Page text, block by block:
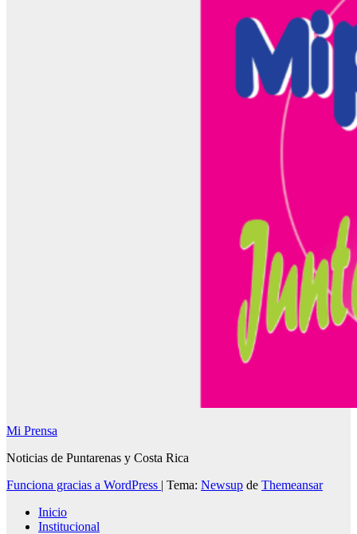
Mi Prensa
Noticias de Puntarenas y Costa Rica
Funciona gracias a WordPress | Tema: Newsup de Themeansar
Inicio
Institucional